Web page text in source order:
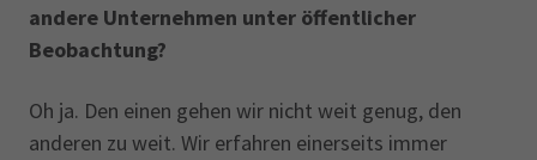
andere Unternehmen unter öffentlicher
Beobachtung?
Oh ja. Den einen gehen wir nicht weit genug, den
anderen zu weit. Wir erfahren einerseits immer